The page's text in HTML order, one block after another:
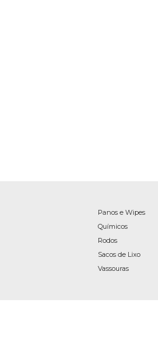
Panos e Wipes
Químicos
Rodos
Sacos de Lixo
Vassouras